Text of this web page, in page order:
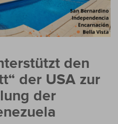
den
der USA zur
der